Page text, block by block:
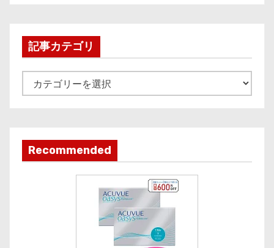
v
記事カテゴリ
事
ゴ
リ
Recommended